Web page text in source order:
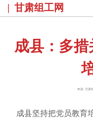
甘肃组工网
成县：多
来源: 甘肃
成县坚持把党员教育